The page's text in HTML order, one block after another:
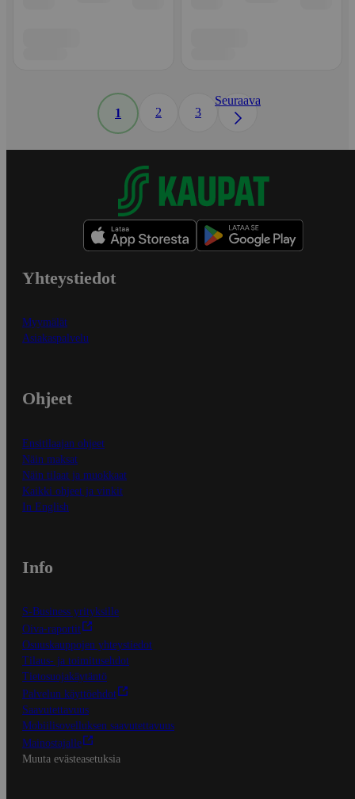
1 2 3
Seuraava
Yhteystiedot
Myymälät
Asiakaspalvelu
Ohjeet
Ensitilaajan ohjeet
Näin maksat
Näin tilaat ja muokkaat
Kaikki ohjeet ja vinkit
In English
Info
S-Business yrityksille
Oiva-raportit
Osuuskauppojen yhteystiedot
Tilaus- ja toimitusehdot
Tietosuojakäytäntö
Palvelun käyttöehdot
Saavutettavuus
Mobiilisovelluksen saavutettavuus
Mainostajalle
Muuta evästeasetuksia